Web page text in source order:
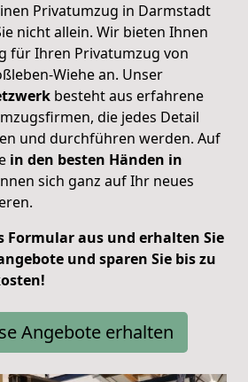
Privatumzug in Darmstadt
nicht allein. Wir bieten Ihnen
für Ihren Privatumzug von
Wiehe an. Unser
besteht aus erfahrene
die jedes Detail
und durchführen werden. Auf
in den besten Händen in
sich ganz auf Ihr neues
Formular aus und erhalten Sie
und sparen Sie bis zu
Angebote erhalten